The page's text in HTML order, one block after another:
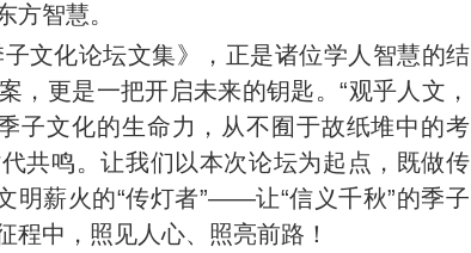
方智慧。
文化论坛文集》，正是诸位学人智慧的结
，更是一把开启未来的钥匙。“观乎人文，
子文化的生命力，从不囿于故纸堆中的考
共鸣。让我们以本次论坛为起点，既做传
明薪火的“传灯者”——让“信义千秋”的季子
程中，照见人心、照亮前路！